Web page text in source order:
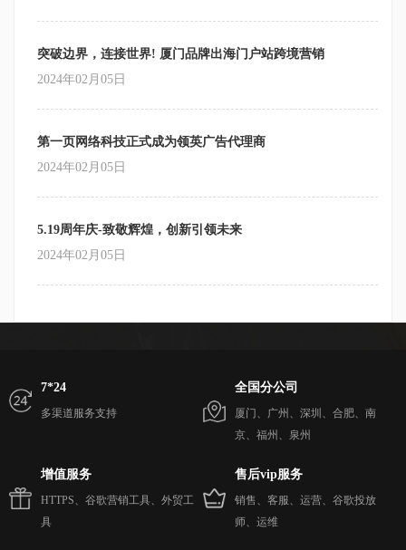
突破边界，连接世界! 厦门品牌出海门户站跨境营销
2024年02月05日
第一页网络科技正式成为领英广告代理商
2024年02月05日
5.19周年庆-致敬辉煌，创新引领未来
2024年02月05日
7*24
多渠道服务支持
全国分公司
厦门、广州、深圳、合肥、南
京、福州、泉州
增值服务
HTTPS、谷歌营销工具、外贸工
具
售后vip服务
销售、客服、运营、谷歌投放
师、运维